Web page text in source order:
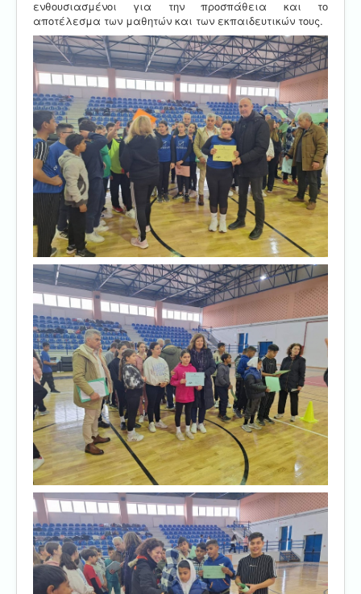
ενθουσιασμένοι για την προσπάθεια και το
αποτέλεσμα των μαθητών και των εκπαιδευτικών τους.